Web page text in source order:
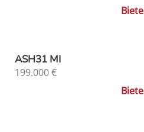
Biete
ASH31 MI
199.000€
Biete